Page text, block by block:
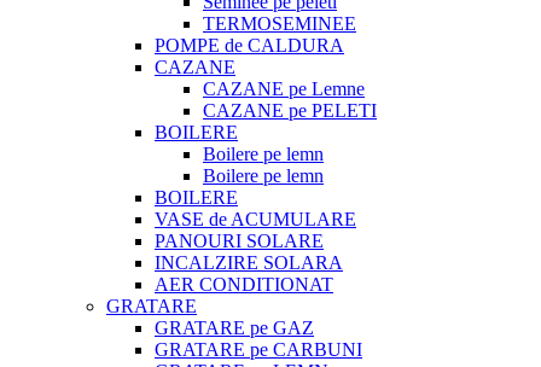
TERMOSEMINEE
POMPE de CALDURA
CAZANE
CAZANE pe Lemne
CAZANE pe PELETI
BOILERE
Boilere pe lemn
Boilere pe lemn
BOILERE
VASE de ACUMULARE
PANOURI SOLARE
INCALZIRE SOLARA
AER CONDITIONAT
GRATARE
GRATARE pe GAZ
GRATARE pe CARBUNI